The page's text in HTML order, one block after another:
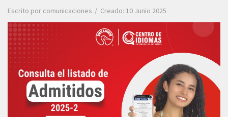
Escrito por comunicaciones Creado: 10 Junio 2025